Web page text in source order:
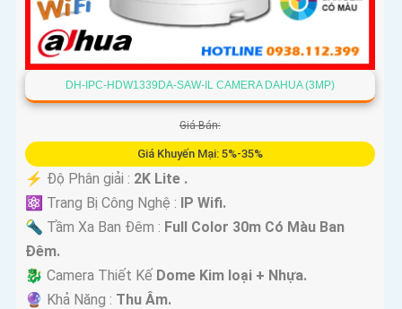
DH-IPC-HDW1339DA-SAW-IL CAMERA DAHUA (3MP)
Giá Bán:
Giá Khuyến Mại: 5%-35%
️⚡ Độ Phân giải : 2K Lite .
⚛️ Trang Bị Công Nghệ : IP Wifi.
🔦 Tầm Xa Ban Đêm : Full Color 30m Có Màu Ban
Ðêm.
🐉️ Camera Thiết Kế Dome Kim loại + Nhựa.
️🔮 Khả Năng : Thu Âm.